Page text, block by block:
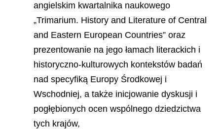
angielskim kwartalnika naukowego
„Trimarium. History and Literature of Central
and Eastern European Countries” oraz
prezentowanie na jego łamach literackich i
historyczno-kulturowych kontekstów badań
nad specyfiką Europy Środkowej i
Wschodniej, a także inicjowanie dyskusji i
pogłębionych ocen wspólnego dziedzictwa
tych krajów,